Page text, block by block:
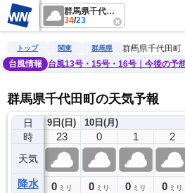
群馬県千代田町
34/23
雨雲レーダー 台風情報 地震情報
トップ 関東 群馬県
群馬県千代田町
台風情報
台風13号・15号・16号｜今後の予
群馬県千代田町の天気予報
日
時
天気
降水
9日(日)
22
0ミリ
23
0 ミリ
10日(月)
0
0 ミリ
1
0 ミリ
2
0 ミリ